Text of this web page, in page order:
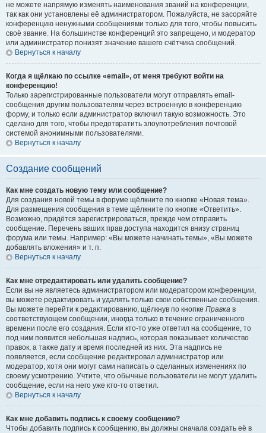
не можете напрямую изменять наименования званий на конференции,
так как они установлены её администратором. Пожалуйста, не засоряйте
конференцию ненужными сообщениями только для того, чтобы повысить
своё звание. На большинстве конференций это запрещено, и модератор
или администратор понизят значение вашего счётчика сообщений.
Вернуться к началу
Когда я щёлкаю по ссылке «email», от меня требуют войти на
конференцию!
Только зарегистрированные пользователи могут отправлять email-
сообщения другим пользователям через встроенную в конференцию
форму, и только если администратор включил такую возможность. Это
сделано для того, чтобы предотвратить злоупотребления почтовой
системой анонимными пользователями.
Вернуться к началу
Создание сообщений
Как мне создать новую тему или сообщение?
Для создания новой темы в форуме щёлкните по кнопке «Новая тема».
Для размещения сообщения в теме щёлкните по кнопке «Ответить».
Возможно, придётся зарегистрироваться, прежде чем отправить
сообщение. Перечень ваших прав доступа находится внизу страниц
форума или темы. Например: «Вы можете начинать темы», «Вы можете
добавлять вложения» и т. п.
Вернуться к началу
Как мне отредактировать или удалить сообщение?
Если вы не являетесь администратором или модератором конференции,
вы можете редактировать и удалять только свои собственные сообщения.
Вы можете перейти к редактированию, щёлкнув по кнопке Правка в
соответствующем сообщении, иногда только в течение ограниченного
времени после его создания. Если кто-то уже ответил на сообщение, то
под ним появится небольшая надпись, которая показывает количество
правок, а также дату и время последней из них. Эта надпись не
появляется, если сообщение редактировал администратор или
модератор, хотя они могут сами написать о сделанных изменениях по
своему усмотрению. Учтите, что обычные пользователи не могут удалить
сообщение, если на него уже кто-то ответил.
Вернуться к началу
Как мне добавить подпись к своему сообщению?
Чтобы добавить подпись к сообщению, вы должны сначала создать её в